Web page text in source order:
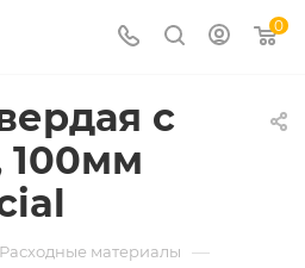
0
с
100мм
Расходные материалы —